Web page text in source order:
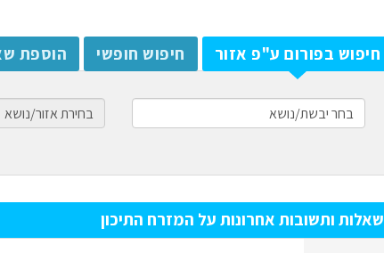
חיפוש בפורום ע"פ אזור חיפוש חופשי הוספת
שאלות ותשובות אחרונות על המזרח התיכון